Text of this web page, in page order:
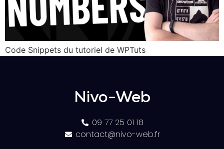
Code Snippets du tutoriel de WPTuts
Nivo-Web
09 77 25 01 18
contact@nivo-web.fr